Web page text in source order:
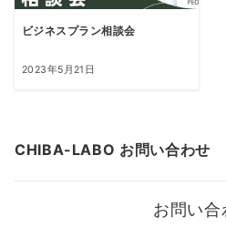
ビジネスプラン相談会
2023年5月21日
CHIBA-LABO お問い合わせ
お問い合